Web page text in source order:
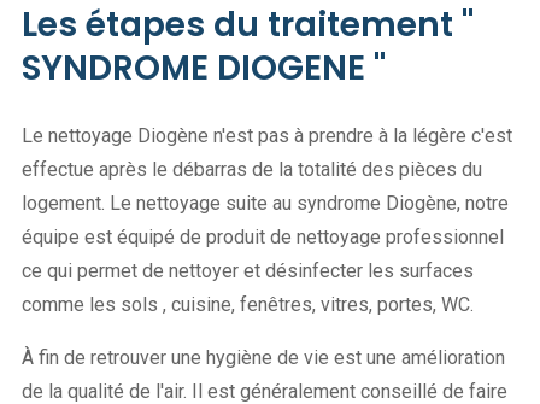
Les étapes du traitement "
SYNDROME DIOGENE "
Le nettoyage Diogène n'est pas à prendre à la légère c'est
effectue après le débarras de la totalité des pièces du
logement. Le nettoyage suite au syndrome Diogène, notre
équipe est équipé de produit de nettoyage professionnel
ce qui permet de nettoyer et désinfecter les surfaces
comme les sols , cuisine, fenêtres, vitres, portes, WC.
À fin de retrouver une hygiène de vie est une amélioration
de la qualité de l'air. Il est généralement conseillé de faire